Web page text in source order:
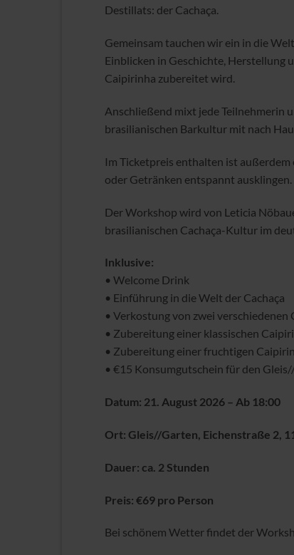
Destillats: der Cachaça.
Gemeinsam tauchen wir ein in die
Einblicken in Geschichte, Herstellung
Caipirinha zubereitet wird.
Anschließend mixt jede Teilnehmerin
brasilianischen Barkultur mit nach
Im Ticketpreis enthalten ist
oder Getränken entspannt ausklingen.
Der Workshop wird von Leticia
brasilianischen Cachaça-Kultur im
Inklusive:
• Welcome Drink
• Einführung in die Welt der Cachaça
• Verkostung von zwei verschiedenen
• Zubereitung einer klassischen
• Zubereitung einer fruchtigen
• €15 Konsumgutschein für den Gleis//
Datum: 21. August 2026 – Ab 18:00
Ort: Gleis//Garten, Eichenstraße 2,
Dauer: ca. 2 Stunden
Preis: €69 pro Person
Bei schönem Wetter findet der